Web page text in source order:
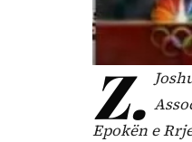
Z.
Epokën e